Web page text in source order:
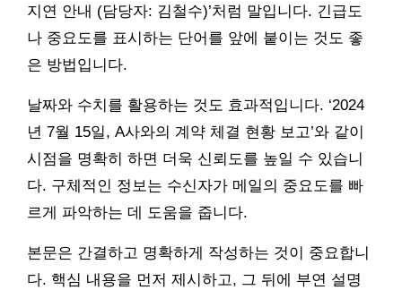
지연 안내 (담당자: 김철수)’처럼 말입니다. 긴급도
나 중요도를 표시하는 단어를 앞에 붙이는 것도 좋
은 방법입니다.
날짜와 수치를 활용하는 것도 효과적입니다. ‘2024
년 7월 15일, A사와의 계약 체결 현황 보고’와 같이
시점을 명확히 하면 더욱 신뢰도를 높일 수 있습니
다. 구체적인 정보는 수신자가 메일의 중요도를 빠
르게 파악하는 데 도움을 줍니다.
본문은 간결하고 명확하게 작성하는 것이 중요합니
다. 핵심 내용을 먼저 제시하고, 그 뒤에 부연 설명